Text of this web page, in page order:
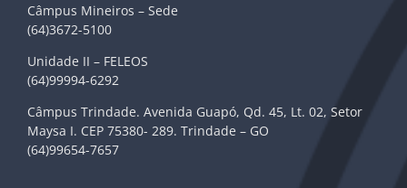
Câmpus Mineiros – Sede
(64)3672-5100
Unidade II – FELEOS
(64)99994-6292
Câmpus Trindade. Avenida Guapó, Qd. 45, Lt. 02, Setor
Maysa I. CEP 75380- 289. Trindade – GO
(64)99654-7657